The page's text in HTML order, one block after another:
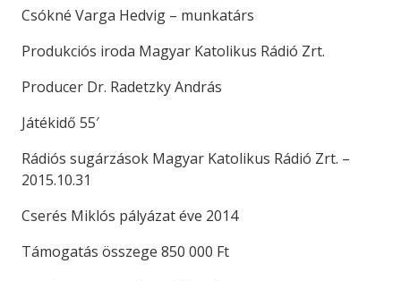
Csókné Varga Hedvig – munkatárs
Produkciós iroda Magyar Katolikus Rádió Zrt.
Producer Dr. Radetzky András
Játékidő 55′
Rádiós sugárzások Magyar Katolikus Rádió Zrt. –
2015.10.31
Cserés Miklós pályázat éve 2014
Támogatás összege 850 000 Ft